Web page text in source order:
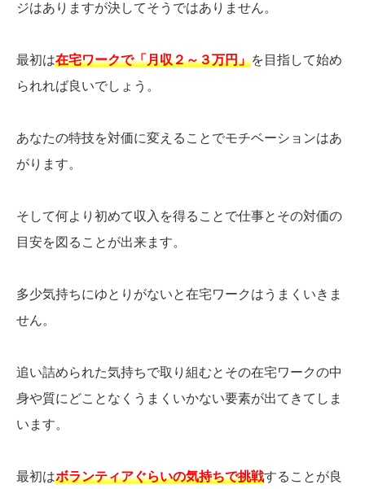
ジはありますが決してそうではありません。
最初は在宅ワークで「月収２～３万円」を目指して始め
られれば良いでしょう。
あなたの特技を対価に変えることでモチベーションはあ
がります。
そして何より初めて収入を得ることで仕事とその対価の
目安を図ることが出来ます。
多少気持ちにゆとりがないと在宅ワークはうまくいきま
せん。
追い詰められた気持ちで取り組むとその在宅ワークの中
身や質にどことなくうまくいかない要素が出てきてしま
います。
最初はボランティアぐらいの気持ちで挑戦することが良